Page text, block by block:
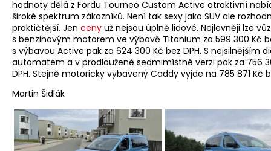
hodnoty dělá z Fordu Tourneo Custom Active atraktivní
široké spektrum zákazníků. Není tak sexy jako SUV ale
praktičtější. Jen ceny už nejsou úplně lidové. Nejlevněji lze
s benzinovým motorem ve výbavě Titanium za 599 300 Kč
s výbavou Active pak za 624 300 Kč bez DPH. S nejsilnějším
automatem a v prodloužené sedmimístné verzi pak za 756
DPH. Stejně motoricky vybavený Caddy vyjde na 785 871 Kč
Martin Šidlák